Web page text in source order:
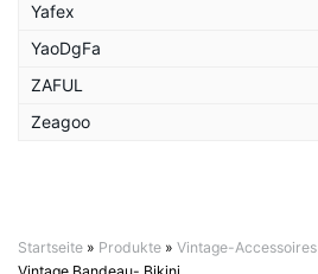
Yafex
YaoDgFa
ZAFUL
Zeagoo
Startseite » Produkte » Vintage-Accessoires